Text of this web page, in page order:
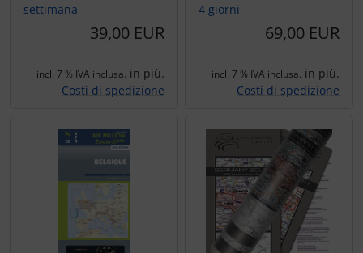
settimana
39,00 EUR
incl. 7 % IVA inclusa. in più.
Costi di spedizione
4 giorni
69,00 EUR
incl. 7 % IVA inclusa. in più.
Costi di spedizione